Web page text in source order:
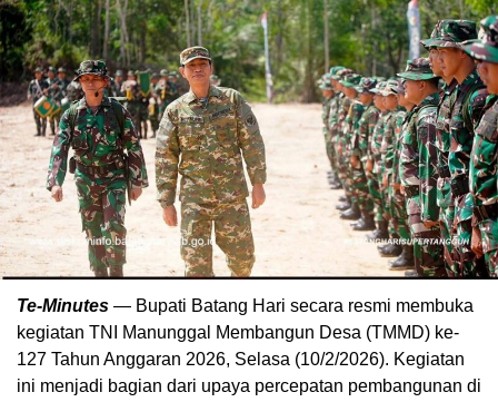
Te-Minutes — Bupati Batang Hari secara resmi membuka
kegiatan TNI Manunggal Membangun Desa (TMMD) ke-
127 Tahun Anggaran 2026, Selasa (10/2/2026). Kegiatan
ini menjadi bagian dari upaya percepatan pembangunan di